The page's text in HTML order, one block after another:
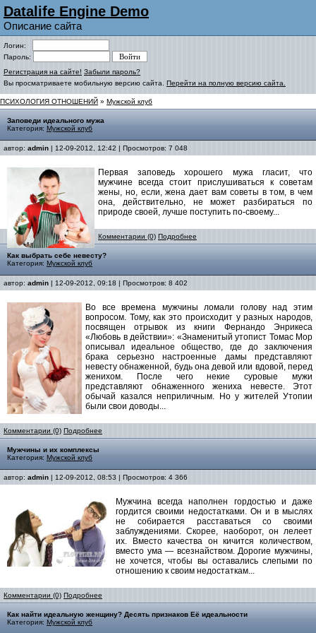
Datalife Engine Demo
Описание сайта
Логин:
Пароль:
Регистрация на сайте! Забыли пароль?
Вы просматриваете мобильную версию сайта. Перейти на полную версию сайта.
ПСИХОЛОГИЯ ОТНОШЕНИЙ » Мужской клуб
Заповеди идеального мужа
Категория: Мужской клуб
автор: admin | 12-09-2012, 12:42 | Просмотров: 7 048
Первая заповедь хорошего мужа гласит, что
мужчине всегда стоит прислушиваться к советам
жены, но, если, жена дает вам советы в том, в чем
она, действительно, не может разбираться по
природе своей, лучше поступить по-своему...
Комментарии (0) Подробнее
Как выбрать себе невесту?
Категория: Мужской клуб
автор: admin | 12-09-2012, 09:18 | Просмотров: 8 402
Во все времена мужчины ломали голову над этим
вопросом. Тому, как это происходит у разных народов,
посвящен отрывок из книги Фернандо Энрикеса
«Любовь в действии»: «Знаменитый утопист Томас Мор
описывал идеальное общество, где до заключения
брака серьезно настроенные дамы представляют
невесту обнаженной, будь она девой или вдовой, перед
женихом. После чего некие суровые мужи
представляют обнаженного жениха невесте. Этот
обычай казался неприличным. Но у жителей Утопии
были свои доводы...
Комментарии (0) Подробнее
Мужчины и их комплексы
Категория: Мужской клуб
автор: admin | 12-09-2012, 08:53 | Просмотров: 4 366
Мужчина всегда наполнен гордостью и даже
гордится своими недостатками. Он и в мыслях
не собирается расставаться со своими
заблуждениями. Скорее, наоборот, он лелеет
их. Вместо качества он кичится количеством,
вместо ума — всезнайством. Дорогие мужчины,
не хочется, чтобы вы оставались слепыми по
отношению к своим недостаткам...
Комментарии (0) Подробнее
Как найти идеальную женщину? Десять признаков Её идеальности
Категория: Мужской клуб